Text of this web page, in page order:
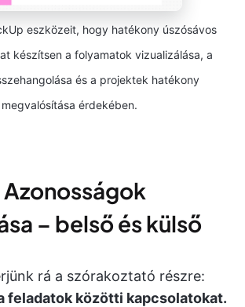
eszközeit, hogy hatékony úszósávos
készítsen a folyamatok vizualizálása, a
és a projektek hatékony
megvalósítása érdekében.
– belső és külső
rá a szórakoztató részre:
feladatok közötti kapcsolatokat.